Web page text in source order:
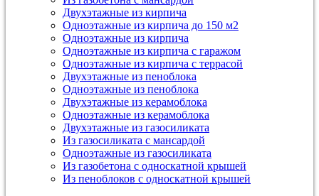
Двухэтажные из кирпича
Одноэтажные из кирпича до 150 м2
Одноэтажные из кирпича
Одноэтажные из кирпича с гаражом
Одноэтажные из кирпича с террасой
Двухэтажные из пеноблока
Одноэтажные из пеноблока
Двухэтажные из керамоблока
Одноэтажные из керамоблока
Двухэтажные из газосиликата
Из газосиликата с мансардой
Одноэтажные из газосиликата
Из газобетона с односкатной крышей
Из пеноблоков с односкатной крышей